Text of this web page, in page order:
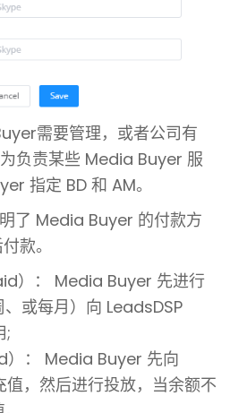
需要管理，或者公司有
负责某些 Media Buyer 服
指定 BD 和 AM。
了 Media Buyer 的付款方
款。
）： Media Buyer 先进行
或每月）向 LeadsDSP
;
）： Media Buyer 先向
，然后进行投放，当余额不